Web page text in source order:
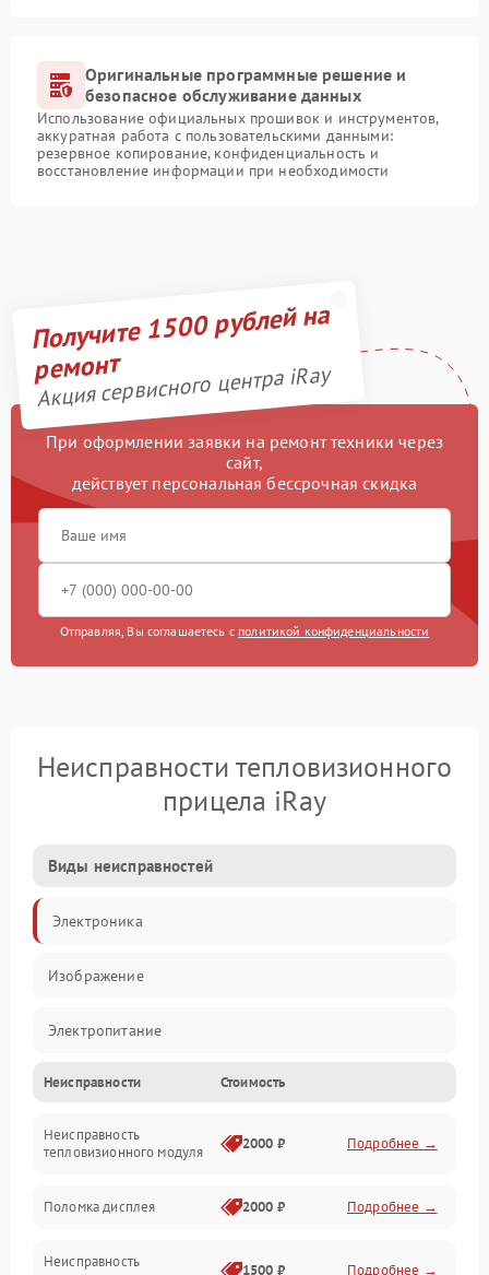
Оригинальные программные решение и
безопасное обслуживание данных
Использование официальных прошивок и инструментов,
аккуратная работа с пользовательскими данными:
резервное копирование, конфиденциальность и
восстановление информации при необходимости
Получите 1500 рублей на
ремонт
Акция сервисного центра iRay
При оформлении заявки на ремонт техники через
сайт,
действует персональная бессрочная скидка
Отправляя, Вы соглашаетесь с политикой конфиденциальности
Неисправности тепловизионного
прицела iRay
Виды неисправностей
Электроника
Изображение
Электропитание
Измерения
Матрица
Неисправности Стоимость
Неисправность
тепловизионного модуля
2000 ₽ Подробнее →
Поломка дисплея 2000 ₽ Подробнее →
Неисправность
1500 ₽ Подробнее →